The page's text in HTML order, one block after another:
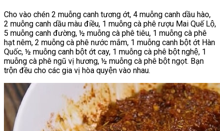
Cho vào chén 2 muỗng canh tương ớt, 4 muỗng canh dầu hào,
2 muỗng canh dầu màu điều, 1 muỗng cà phê rượu Mai Quế Lộ,
5 muỗng canh đường, ½ muỗng cà phê tiêu, 1 muỗng cà phê
hạt nêm, 2 muỗng cà phê nước mắm, 1 muỗng canh bột ớt Hàn
Quốc, ½ muỗng canh bột ớt cay, 1 muỗng cà phê bột nghệ, 1
muỗng cà phê ngũ vị hương, ½ muỗng cà phê bột ngọt. Bạn
trộn đều cho các gia vị hòa quyện vào nhau.